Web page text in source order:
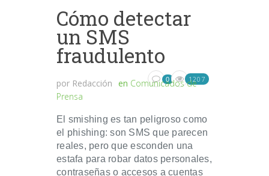
Cómo detectar
un SMS
fraudulento
por Redacción en Comunicados de
Prensa
0 1207
El smishing es tan peligroso como
el phishing: son SMS que parecen
reales, pero que esconden una
estafa para robar datos personales,
contraseñas o accesos a cuentas